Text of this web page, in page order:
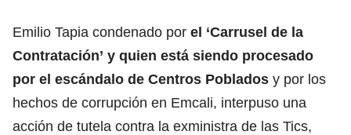
Emilio Tapia condenado por el ‘Carrusel de la
Contratación’ y quien está siendo procesado
por el escándalo de Centros Poblados y por los
hechos de corrupción en Emcali, interpuso una
acción de tutela contra la exministra de las Tics,